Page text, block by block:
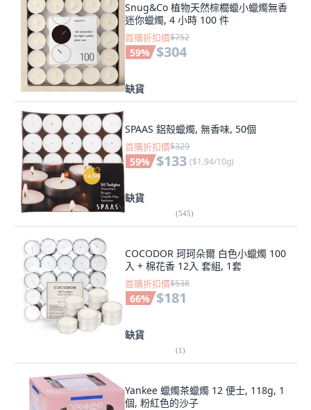
Snug&Co 植物天然棕櫚蠟小蠟燭無香
迷你蠟燭, 4 小時 100 件
首購折扣價$752
59% $304
缺貨
SPAAS 鋁殼蠟燭, 無香味, 50個
首購折扣價$329
59% $133 ($1.94/10g)
缺貨
(545)
COCODOR 珂珂朵爾 白色小蠟燭 100
入 + 棉花香 12入 套組, 1套
首購折扣價$538
66% $181
缺貨
(1)
Yankee 蠟燭茶蠟燭 12 便士, 118g, 1
個, 粉紅色的沙子